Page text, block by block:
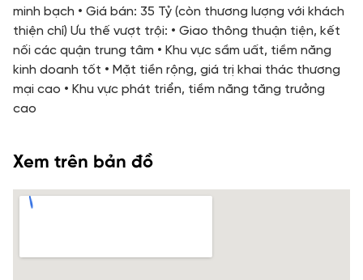
minh bạch • Giá bán: 35 Tỷ (còn thương lượng với khách
thiện chí) Ưu thế vượt trội: • Giao thông thuận tiện, kết
nối các quận trung tâm • Khu vực sầm uất, tiềm năng
kinh doanh tốt • Mặt tiền rộng, giá trị khai thác thương
mại cao • Khu vực phát triển, tiềm năng tăng trưởng
cao
Xem trên bản đồ